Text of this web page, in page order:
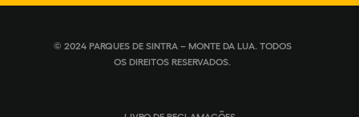
© 2024 PARQUES DE SINTRA – MONTE DA LUA. TODOS
OS DIREITOS RESERVADOS.